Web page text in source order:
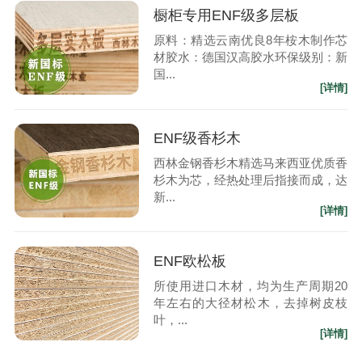
橱柜专用ENF级多层板
原料：精选云南优良8年桉木制作芯
材胶水：德国汉高胶水环保级别：新
国...
[详情]
ENF级香杉木
西林金钢香杉木精选马来西亚优质香
杉木为芯，经热处理后指接而成，达
新...
[详情]
ENF欧松板
所使用进口木材，均为生产周期20
年左右的大径材松木，去掉树皮枝
叶，...
[详情]